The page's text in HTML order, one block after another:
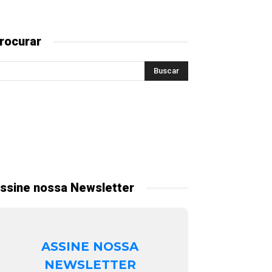
nossa Newsletter
ASSINE NOSSA
NEWSLETTER